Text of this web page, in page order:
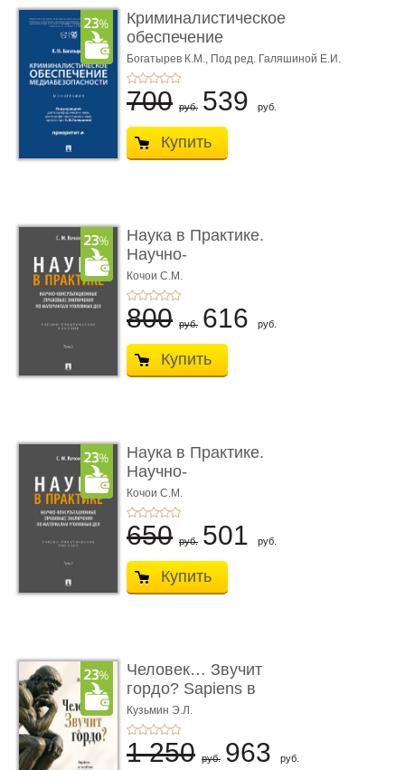
Криминалистическое
обеспечение
медиабезопас� ...
Богатырев К.М., Под ред. Галяшиной Е.И.
700 руб. 539 руб.
Купить
Наука в Практике.
Научно-
консультационные (пра
...
Кочои С.М.
800 руб. 616 руб.
Купить
Наука в Практике.
Научно-
консультационные (пра
...
Кочои С.М.
650 руб. 501 руб.
Купить
Человек… Звучит
гордо? Sapiens в
тенётах социума � ...
Кузьмин Э.Л.
1 250 руб. 963 руб.